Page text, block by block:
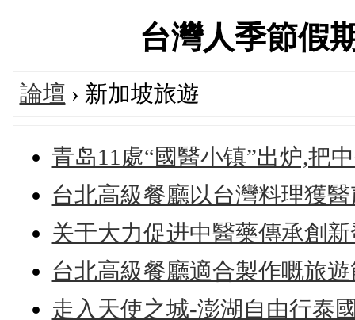
台灣人季節假
論壇 › 新加坡旅遊
青岛11處“國醫小镇”出炉,把
台北高級餐廳以台灣料理獲
关于大力促进中醫藥傳承創
台北高級餐廳適合製作嘅旅
走入天使之城-澎湖自由行泰